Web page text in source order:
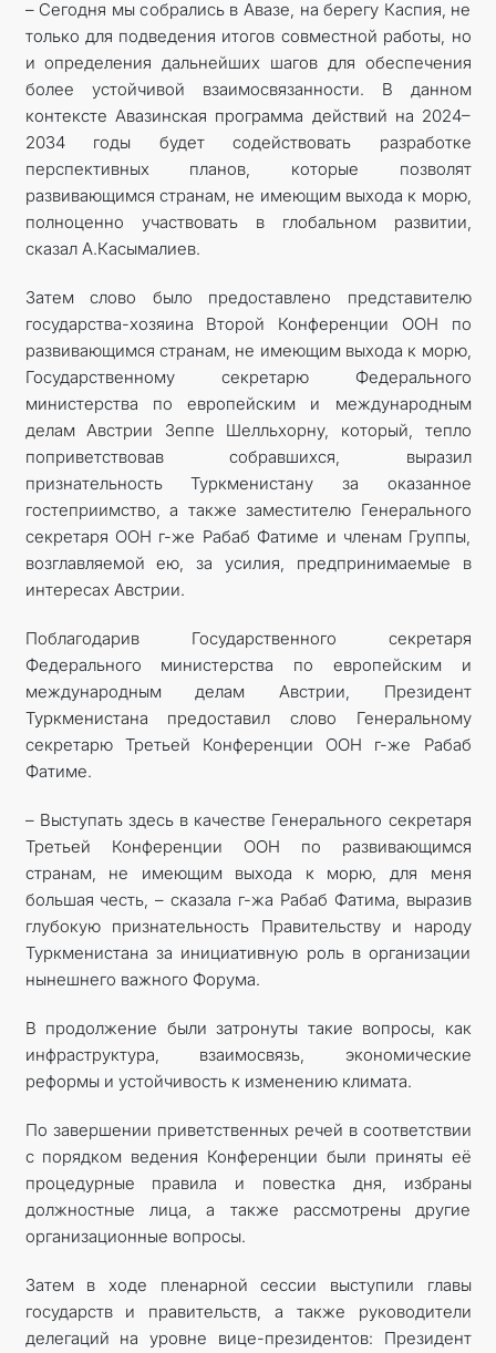
– Сегодня мы собрались в Авазе, на берегу Каспия, не
только для подведения итогов совместной работы, но
и определения дальнейших шагов для обеспечения
более устойчивой взаимосвязанности. В данном
контексте Авазинская программа действий на 2024–
2034 годы будет содействовать разработке
перспективных планов, которые позволят
развивающимся странам, не имеющим выхода к морю,
полноценно участвовать в глобальном развитии,
сказал А.Касымалиев.
Затем слово было предоставлено представителю
государства-хозяина Второй Конференции ООН по
развивающимся странам, не имеющим выхода к морю,
Государственному секретарю Федерального
министерства по европейским и международным
делам Австрии Зеппе Шелльхорну, который, тепло
поприветствовав собравшихся, выразил
признательность Туркменистану за оказанное
гостеприимство, а также заместителю Генерального
секретаря ООН г-же Рабаб Фатиме и членам Группы,
возглавляемой ею, за усилия, предпринимаемые в
интересах Австрии.
Поблагодарив Государственного секретаря
Федерального министерства по европейским и
международным делам Австрии, Президент
Туркменистана предоставил слово Генеральному
секретарю Третьей Конференции ООН г-же Рабаб
Фатиме.
– Выступать здесь в качестве Генерального секретаря
Третьей Конференции ООН по развивающимся
странам, не имеющим выхода к морю, для меня
большая честь, – сказала г-жа Рабаб Фатима, выразив
глубокую признательность Правительству и народу
Туркменистана за инициативную роль в организации
нынешнего важного Форума.
В продолжение были затронуты такие вопросы, как
инфраструктура, взаимосвязь, экономические
реформы и устойчивость к изменению климата.
По завершении приветственных речей в соответствии
с порядком ведения Конференции были приняты её
процедурные правила и повестка дня, избраны
должностные лица, а также рассмотрены другие
организационные вопросы.
Затем в ходе пленарной сессии выступили главы
государств и правительств, а также руководители
делегаций на уровне вице-президентов: Президент